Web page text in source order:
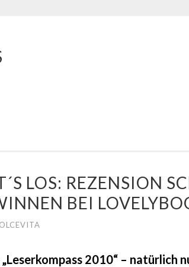
LOS: REZENSION
BEI
2010“ – natürlich